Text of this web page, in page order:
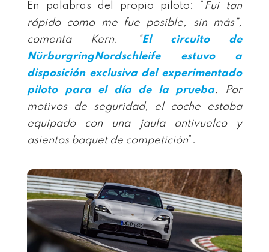
En palabras del propio piloto: “ Fui tan
rápido como me fue posible, sin más”,
comenta Kern. “El circuito de
NürburgringNordschleife estuvo a
disposición exclusiva del experimentado
piloto para el día de la prueba. Por
motivos de seguridad, el coche estaba
equipado con una jaula antivuelco y
asientos baquet de competición”.